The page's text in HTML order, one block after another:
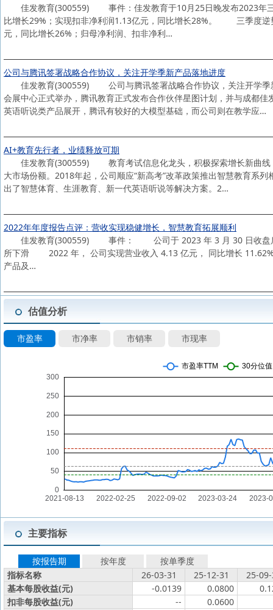
佳发教育(300559) 事件：佳发教育于10月25日晚发布2023年三
比增长29%；实现扣非净利润1.13亿元，同比增长28%。 三季度逆
元，同比增长26%；归母净利润、扣非净利…
公司与腾讯签署战略合作协议，关注开学季新产品落地进度
佳发教育(300559) 公司与腾讯签署战略合作协议，关注开学季新
会展中心正式举办，腾讯教育正式发布合作伙伴星图计划，并与成都
英语听说类产品展开，腾讯有较好的大模型基础，而公司则在教学应…
AI+教育先行者，业绩释放可期
佳发教育(300559) 教育考试信息化龙头，积极探索增长新曲线
大市场份额。2018年起，公司顺应“新高考”改革政策推出智慧教育系
出了智慧体育、生涯教育、新一代英语听说等解决方案。2…
2022年年度报告点评：营收实现稳健增长，智慧教育拓展顺利
佳发教育(300559) 事件： 公司于 2023 年 3 月 30 日收盘
所下滑 2022 年， 公司实现营业收入 4.13 亿元， 同比增长 11.62%
产品及…
估值分析
市盈率 市净率 市销率 市现率
主要指标
按报告期 按年度
按单季度
指标名称
26-03-31 25-12-31
25-
基本每股收益(元)
-0.0139 0.0800
扣非每股收益(元)
--
0.0600